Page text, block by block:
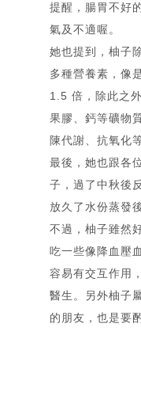
提醒，腸胃不好
氣及不適喔。
她也提到，柚子
多種營養素，像
1.5 倍，除此之
果膠、鈣等礦物
陳代謝、抗氧化
最後，她也跟各
子，過了中秋後
放久了水份蒸發
不過，柚子雖然
吃一些像降血壓
容易有交互作用
醫生。另外柚子
的朋友，也是要